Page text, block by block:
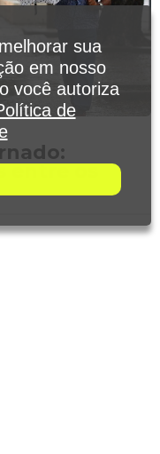
entre os
sua
em nosso
você autoriza
de